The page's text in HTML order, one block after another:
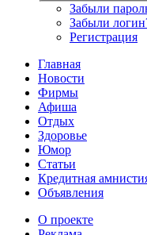
Забыли
Забыли
Регистрация
Главная
Новости
Фирмы
Афиша
Отдых
Здоровье
Юмор
Статьи
Кредитная
Объявления
О проекте